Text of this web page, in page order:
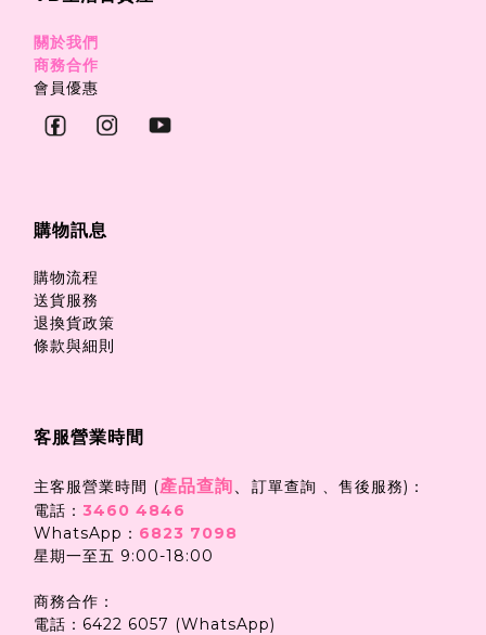
關於我們
商務合作
會員優惠
購物訊息
購物流程
送貨服務
退換貨政策
條款與細則
客服營業時間
主客服營業時間 (產品查詢
訂單查詢 、售後服務)：
電話： 3460 4846
WhatsApp： 6823 7098
星期一至五 9:00-18:00
商務合作：
電話：6422 6057 (WhatsApp)